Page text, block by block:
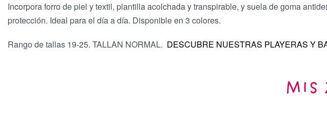
Incorpora forro de piel y textil, plantilla acolchada y transpirable, y suela de goma
protección. Ideal para el día a día. Disponible en 3 colores.
Rango de tallas 19-25. TALLAN NORMAL. DESCUBRE NUESTRAS PLAYERAS Y